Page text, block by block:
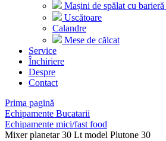
Mașini de spălat cu
Uscătoare
Calandre
Mese de călcat
Service
Închiriere
Despre
Contact
Prima pagină
Echipamente Bucatarii
Echipamente mici/fast food
Mixer planetar 30 Lt model Plutone 30